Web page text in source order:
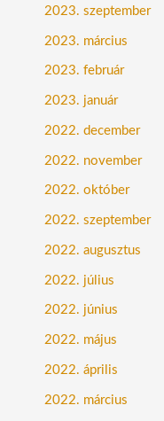
2023. szeptember
2023. március
2023. február
2023. január
2022. december
2022. november
2022. október
2022. szeptember
2022. augusztus
2022. július
2022. június
2022. május
2022. április
2022. március